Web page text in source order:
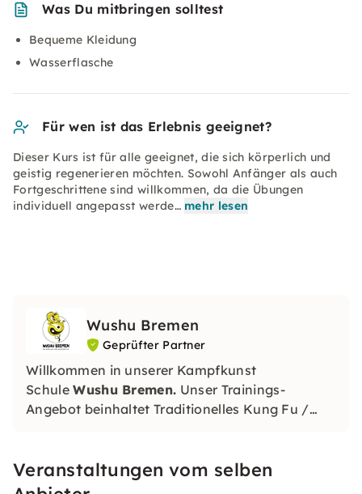
Was Du mitbringen solltest
Bequeme Kleidung
Wasserflasche
Für wen ist das Erlebnis geeignet?
Dieser Kurs ist für alle geeignet, die sich körperlich und
geistig regenerieren möchten. Sowohl Anfänger als auch
Fortgeschrittene sind willkommen, da die Übungen
individuell angepasst werde… mehr lesen
Wushu Bremen
Geprüfter Partner
Willkommen in unserer Kampfkunst
SchuleWushu Bremen. Unser Trainings-
Angebot beinhaltet Traditionelles Kung Fu /
Kickboxen), Grappling, Werfen,
Befreiungstechniken
Veranstaltungen vom selben